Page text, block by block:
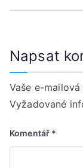
Napsat
Vaše e-
Vyžadované
Komentář *